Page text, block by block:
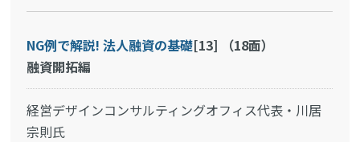
NG例で解説! 法人融資の基礎[13] （18面）
融資開拓編
経営デザインコンサルティングオフィス代表・川居
宗則氏